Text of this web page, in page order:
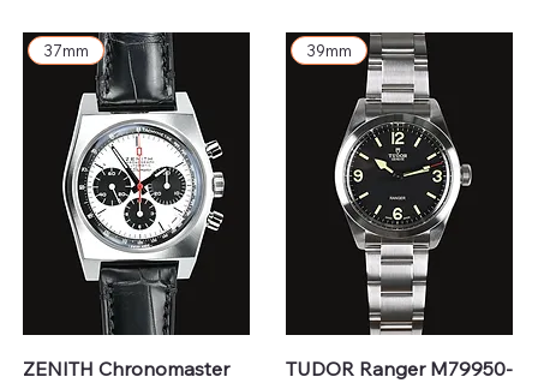
37mm
ZENITH Chronomaster
39mm
TUDOR Ranger M79950-